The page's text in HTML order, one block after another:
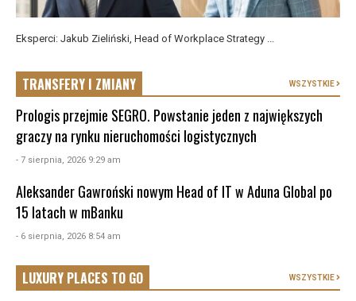
Eksperci: Jakub Zieliński, Head of Workplace Strategy ...
TRANSFERY I ZMIANY WSZYSTKIE
Prologis przejmie SEGRO. Powstanie jeden z największych
graczy na rynku nieruchomości logistycznych
- 7 sierpnia, 2026 9:29 am
Aleksander Gawroński nowym Head of IT w Aduna Global po
15 latach w mBanku
- 6 sierpnia, 2026 8:54 am
LUXURY PLACES TO GO WSZYSTKIE